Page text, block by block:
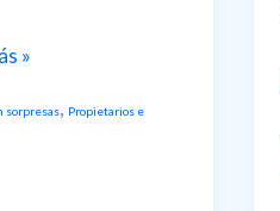
»
sorpresas, Propietarios e